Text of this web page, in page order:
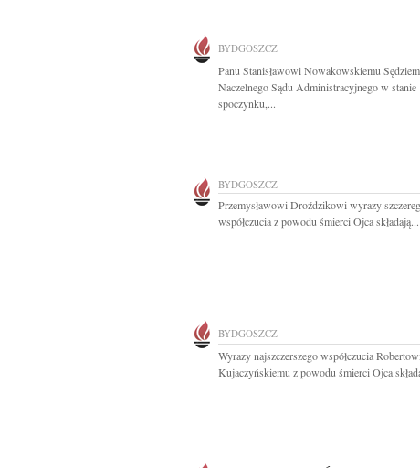
BYDGOSZCZ
Panu Stanisławowi Nowakowskiemu
Naczelnego Sądu Administracyjnego w stanie
spoczynku,...
BYDGOSZCZ
Przemysławowi Droździkowi wyrazy
współczucia z powodu śmierci Ojca składają...
BYDGOSZCZ
Wyrazy najszczerszego współczucia Robertowi
Kujaczyńskiemu z powodu śmierci Ojca